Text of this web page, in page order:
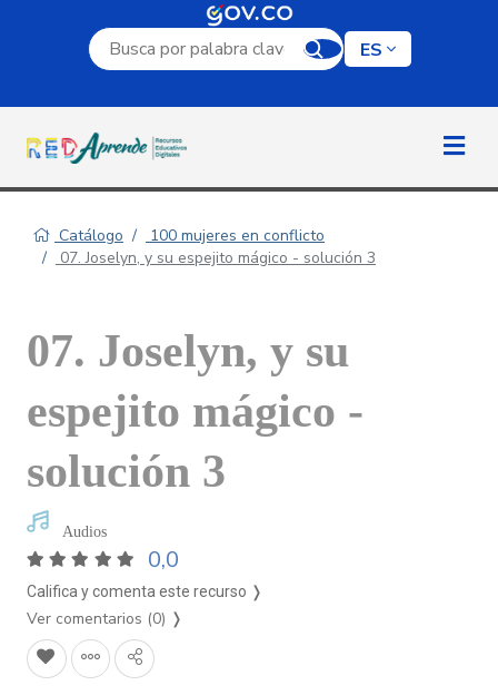
Campo de búsqueda por palabra clave
ES
Catálogo
100 mujeres en conflicto
07. Joselyn, y su espejito mágico - solución 3
07. Joselyn, y su
espejito mágico -
solución 3
Audios
0,0
Califica y comenta este recurso ❭
Ver comentarios (0) ❭